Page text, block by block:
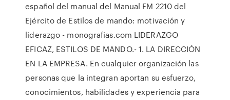
español del manual del Manual FM 2210 del
Ejército de Estilos de mando: motivación y
liderazgo - monografias.com LIDERAZGO
EFICAZ, ESTILOS DE MANDO.- 1. LA DIRECCIÓN
EN LA EMPRESA. En cualquier organización las
personas que la integran aportan su esfuerzo,
conocimientos, habilidades y experiencia para